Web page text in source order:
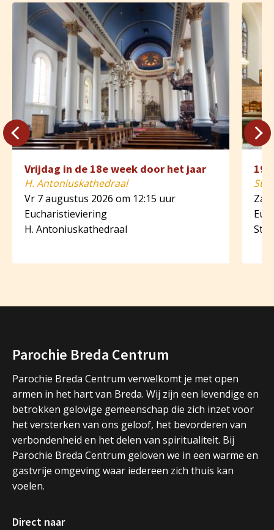
Vrijdag in de 18e week door het jaar
H. Antoniuskathedraal
Vr 7 augustus 2026 om 12:15 uur
Eucharistieviering
H. Antoniuskathedraal
St.
Za
St.
Parochie Breda Centrum
Parochie Breda Centrum verwelkomt je met open
armen in het hart van Breda. Wij zijn een levendige en
betrokken gelovige gemeenschap die zich inzet voor
het versterken van ons geloof, het bevorderen van
verbondenheid en het delen van spiritualiteit. Bij
Parochie Breda Centrum geloven we in een warme en
gastvrije omgeving waar iedereen zich thuis kan
voelen.
Direct naar